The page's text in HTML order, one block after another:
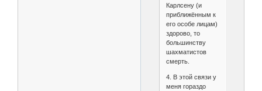
Карлсену (и
приближённым к
его особе лицам)
здорово, то
большинству
шахматистов
смерть.
4. В этой связи у
меня гораздо